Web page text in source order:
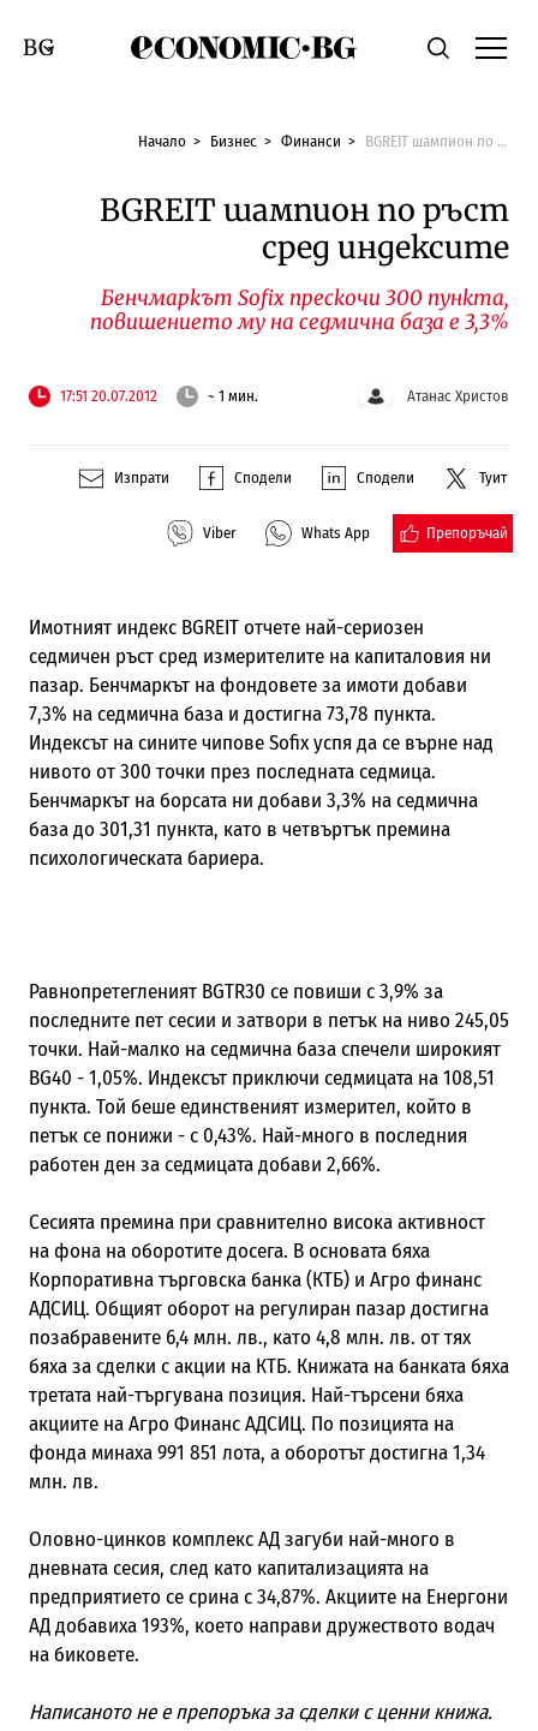
Economic.bgТърсене
Смяна на език
Начало Бизнес Финанси BGREIT шампион по ръст сред индексите
BGREIT шампион по ръст
сред индексите
Бенчмаркът Sofix прескочи 300 пункта,
повишението му на седмична база е 3,3%
17:51 20.07.2012 ~ 1 мин. Атанас Христов
Изпрати Сподели Сподели Туит
Viber Whats App Препоръчай
Имотният индекс BGREIT отчете най-сериозен
седмичен ръст сред измерителите на капиталовия ни
пазар. Бенчмаркът на фондовете за имоти добави
7,3% на седмична база и достигна 73,78 пункта.
Индексът на сините чипове Sofix успя да се върне над
нивото от 300 точки през последната седмица.
Бенчмаркът на борсата ни добави 3,3% на седмична
база до 301,31 пункта, като в четвъртък премина
психологическата бариера.
Равнопретегленият BGTR30 се повиши с 3,9% за
последните пет сесии и затвори в петък на ниво 245,05
точки. Най-малко на седмична база спечели широкият
BG40 - 1,05%. Индексът приключи седмицата на 108,51
пункта. Той беше единственият измерител, който в
петък се понижи - с 0,43%. Най-много в последния
работен ден за седмицата добави 2,66%.
Сесията премина при сравнително висока активност
на фона на оборотите досега. В основата бяха
Корпоративна търговска банка (КТБ) и Агро финанс
АДСИЦ. Общият оборот на регулиран пазар достигна
позабравените 6,4 млн. лв., като 4,8 млн. лв. от тях
бяха за сделки с акции на КТБ. Книжата на банката бяха
третата най-търгувана позиция. Най-търсени бяха
акциите на Агро Финанс АДСИЦ. По позицията на
фонда минаха 991 851 лота, а оборотът достигна 1,34
млн. лв.
Оловно-цинков комплекс АД загуби най-много в
дневната сесия, след като капитализацията на
предприятието се срина с 34,87%. Акциите на Енергони
АД добавиха 193%, което направи дружеството водач
на биковете.
Написаното не е препоръка за сделки с ценни книжа.